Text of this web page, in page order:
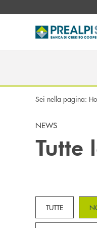
Sei nella pagina:
NEWS
Tutte
TUTTE